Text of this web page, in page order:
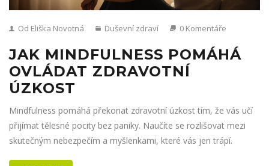
Od Eliška Novotná Duševní zdraví 0 Komentáře
JAK MINDFULNESS POMÁHÁ
OVLÁDAT ZDRAVOTNÍ
ÚZKOST
Mindfulness pomáhá překonat zdravotní úzkost tím, že vás učí
přijímat tělesné pocity bez paniky. Naučíte se rozlišovat mezi
skutečným nebezpečím a myšlenkami, které vás jen trápí.